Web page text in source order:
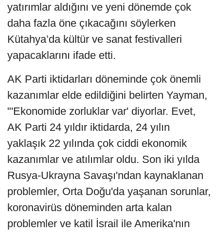
yatırımlar aldığını ve yeni dönemde çok
daha fazla öne çıkacağını söylerken
Kütahya’da kültür ve sanat festivalleri
yapacaklarını ifade etti.
AK Parti iktidarları döneminde çok önemli
kazanımlar elde edildiğini belirten Yayman,
"'Ekonomide zorluklar var' diyorlar. Evet,
AK Parti 24 yıldır iktidarda, 24 yılın
yaklaşık 22 yılında çok ciddi ekonomik
kazanımlar ve atılımlar oldu. Son iki yılda
Rusya-Ukrayna Savaşı'ndan kaynaklanan
problemler, Orta Doğu'da yaşanan sorunlar,
koronavirüs döneminden arta kalan
problemler ve katil İsrail ile Amerika'nın